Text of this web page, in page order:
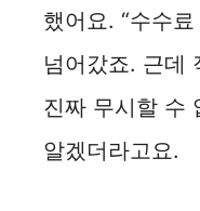
했어요. “수수
넘어갔죠. 근데
진짜 무시할 수
알겠더라고요.